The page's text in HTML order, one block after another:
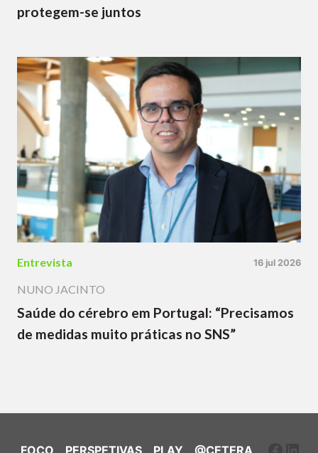
protegem-se juntos
Entrevista 16 jul 2026
NUNO JACINTO
Saúde do cérebro em Portugal: “Precisamos
de medidas muito práticas no SNS”